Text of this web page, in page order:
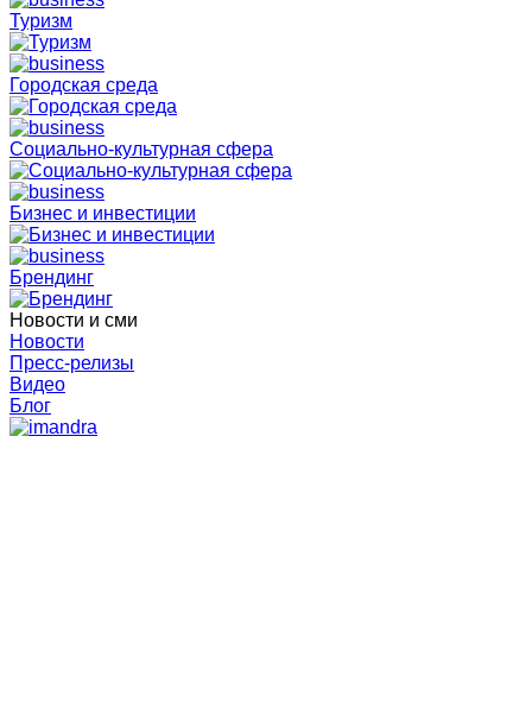
Туризм
Городская среда
Социально-культурная сфера
Бизнес и инвестиции
Брендинг
Новости и сми
Новости
Пресс-релизы
Видео
Блог